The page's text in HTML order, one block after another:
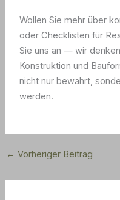
Wollen Sie mehr über
oder Checklisten für
Sie uns an — wir
Konstruktion und
nicht nur bewahrt,
werden.
← Vorheriger Beitrag